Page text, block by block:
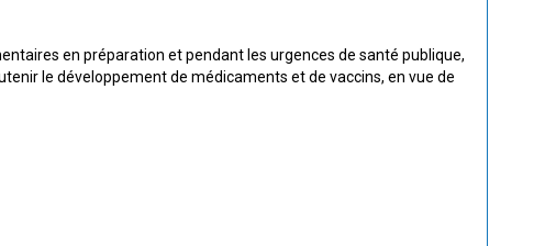
en préparation et pendant les urgences de santé publique,
le développement de médicaments et de vaccins, en vue de